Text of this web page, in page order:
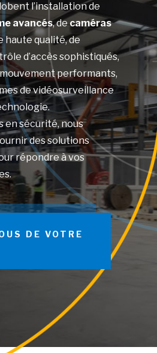
l’installation de
avancés, decaméras
haute qualité, de
d’accès sophistiqués,
performants,
de vidéosurveillance
en sécurité, nous
des solutions
répondre à vos
DE VOTRE